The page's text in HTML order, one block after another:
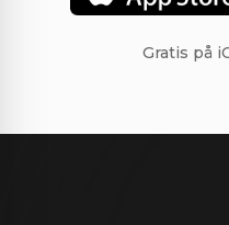
Gratis på